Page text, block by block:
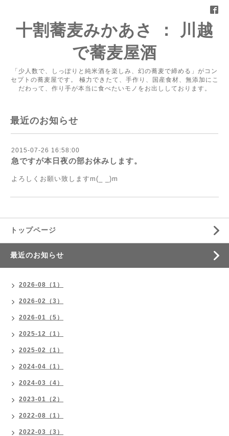
十割蕎麦みかあさ ： 川越
で蕎麦屋酒
「少人数で、しっぽりと純米酒を楽しみ、幻の蕎麦で締める」がコン
セプトの蕎麦屋です。 極力できたて、手作り、国産食材、無添加にこ
だわって、作り手が本当に食べたいモノをお出ししております。
最近のお知らせ
2015-07-26 16:58:00
急ですが本日夜の部お休みします。
よろしくお願い致しますm(_ _)m
トップページ
最近のお知らせ
2026-08（1）
2026-02（3）
2026-01（5）
2025-12（1）
2025-02（1）
2024-04（1）
2024-03（4）
2023-01（2）
2022-08（1）
2022-03（3）